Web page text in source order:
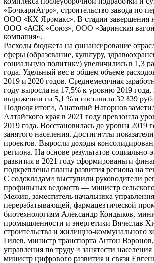
«БочкариАгро», строительство завода по
ООО «КХ Яромакс». В стадии завершения
ООО «АСК «Союз», ООО «Заринская
компания».
Расходы бюджета на финансирование
сферы (образование, культуру,
социальную политику) увеличились в 1,3
года. Удельный вес в общем объеме
2019 и 2020 годов. Среднемесячная
году выросла на 17,5% к уровню 2019 года,
выражении на 5,1 % и составила 32 839
Подводя итоги, Анатолий Нагорнов
Алтайского края в 2021 году превзошла
2019 года. Восстановилась до уровня 2019
занятого населения. Достигнуты
проектов. Выросли доходы
региона. На основе результатов социально-
развития в 2021 году сформированы и
подкреплены планы развития региона на
С содокладами выступили руководители
профильных ведомств — министр сельского
Межин, заместитель начальника
перерабатывающей, фармацевтической
биотехнологиям Александр Кондыков,
промышленности и энергетики Вячеслав
строительства и жилищно-коммунального
Гилев, министр транспорта Антон
управления по труду и занятости
министр цифрового развития и связи